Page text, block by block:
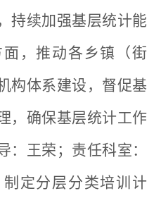
持续加强基层统计能
，推动各乡镇（街
构体系建设，督促基
，确保基层统计工作
：王荣；责任科室：
定分层分类培训计